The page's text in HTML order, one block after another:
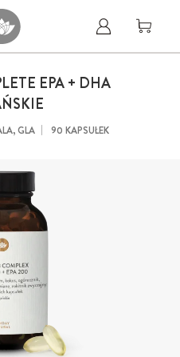
EPA + DHA
GLA 90 KAPSUŁEK